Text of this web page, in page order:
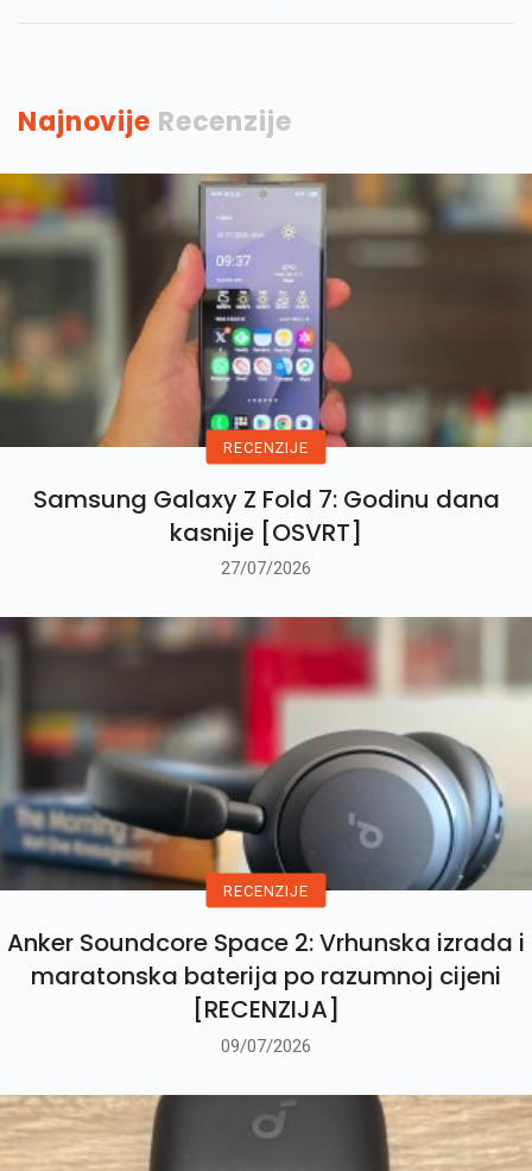
Najnovije Recenzije
RECENZIJE
Samsung Galaxy Z Fold 7: Godinu dana
kasnije [OSVRT]
27/07/2026
RECENZIJE
Anker Soundcore Space 2: Vrhunska izrada i
maratonska baterija po razumnoj cijeni
[RECENZIJA]
09/07/2026